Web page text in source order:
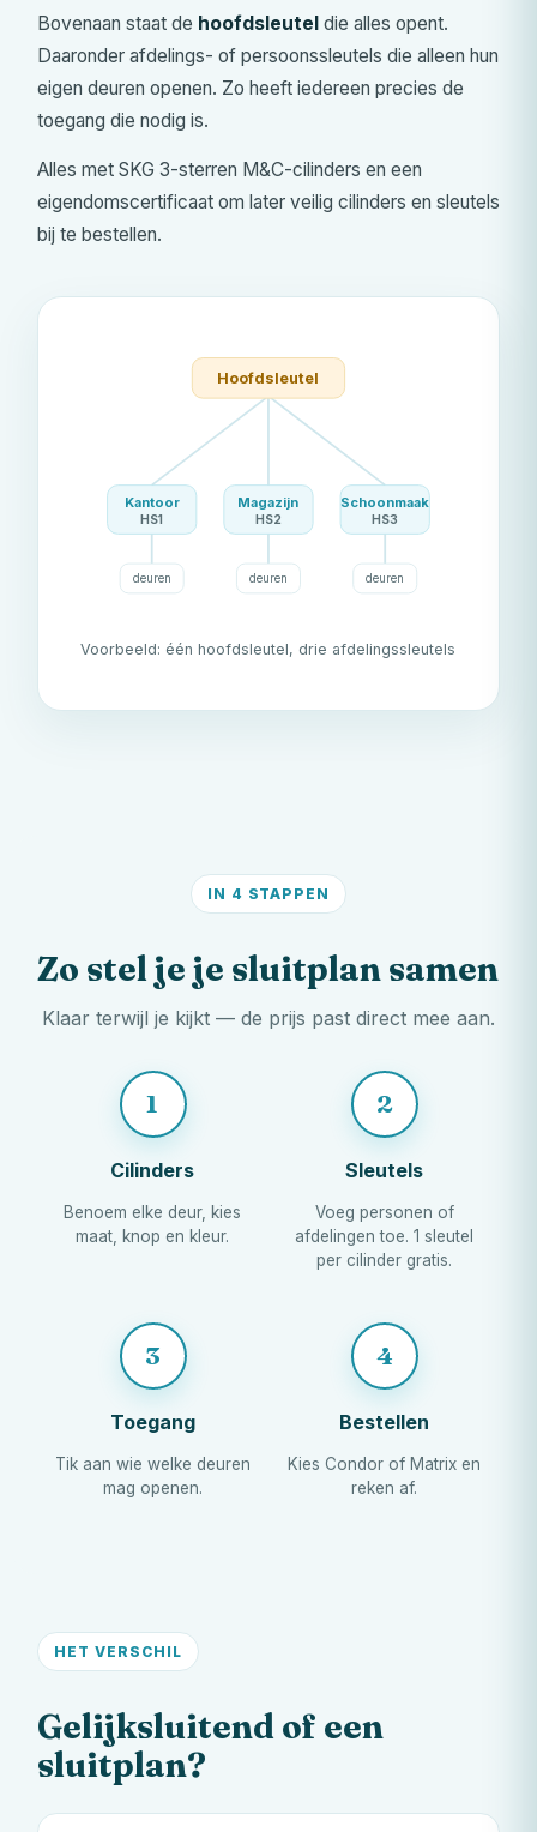
Bovenaan staat de hoofdsleuteldie alles opent.
Daaronder afdelings- of persoonssleutels die alleen hun
eigen deuren openen. Zo heeft iedereen precies de
toegang die nodig is.
Alles met SKG 3-sterren M&C-cilinders en een
eigendomscertificaat om later veilig cilinders en sleutels
bij te bestellen.
Hoofdsleutel
Kantoor
HS1
Magazijn
HS2
Schoonmaak
HS3
deuren deuren deuren
Voorbeeld: één hoofdsleutel, drie afdelingssleutels
IN 4 STAPPEN
Zo stel je je sluitplan samen
Klaar terwijl je kijkt — de prijs past direct mee aan.
1
Cilinders
Benoem elke deur, kies
maat, knop en kleur.
2
Sleutels
Voeg personen of
afdelingen toe. 1 sleutel
per cilinder gratis.
3
Toegang
Tik aan wie welke deuren
mag openen.
4
Bestellen
Kies Condor of Matrix en
reken af.
HET VERSCHIL
Gelijksluitend of een
sluitplan?